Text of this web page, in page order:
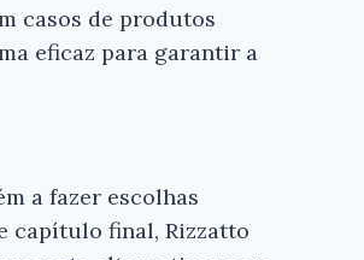
casos de produtos
eficaz para garantir a
a fazer escolhas
capítulo final, Rizzatto